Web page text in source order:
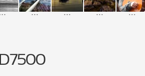
... ... ... ...